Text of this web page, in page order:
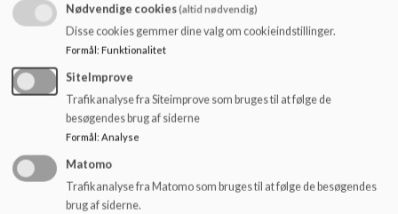
Engbjergskolen
Engbjerg 21, Snejbjerg, 7400 Herning
engbjerg@herning.dk
+45 96287140
EAN NR. 5798005495024
Sitemap
Nødvendige cookies(altid nødvendig)
Disse cookies gemmer dine valg om cookieindstillinger.
Formål: Funktionalitet
SiteImprove
Trafikanalyse fra Siteimprove som bruges til at følge de
besøgendes brug af siderne
Formål: Analyse
Matomo
Trafikanalyse fra Matomo som bruges til at følge de besøgendes
brug af siderne.